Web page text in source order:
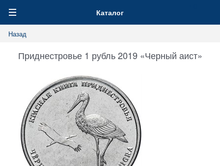
Каталог
Назад
Приднестровье 1 рубль 2019 «Черный аист»